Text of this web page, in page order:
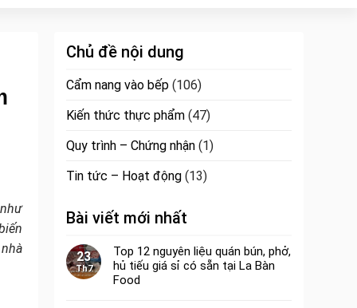
Chủ đề nội dung
Cẩm nang vào bếp (106)
Kiến thức thực phẩm (47)
Quy trình – Chứng nhận (1)
Tin tức – Hoạt động (13)
Bài viết mới nhất
23
Th7
Top 12 nguyên liệu quán bún, phở,
hủ tiếu giá sỉ có sẵn tại La Bàn
Food